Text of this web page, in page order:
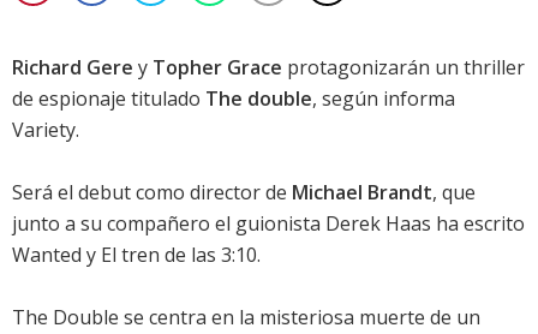
Richard Gere y Topher Grace protagonizarán un thriller
de espionaje titulado The double, según informa
Variety.
Será el debut como director de Michael Brandt, que
junto a su compañero el guionista Derek Haas ha escrito
Wanted y El tren de las 3:10.
The Double se centra en la misteriosa muerte de un